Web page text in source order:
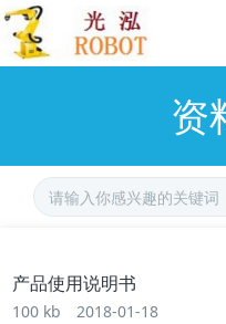
资
产品使用说明书
100 kb 2018-01-18